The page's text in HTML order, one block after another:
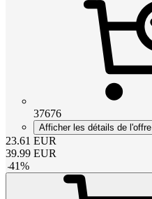
37676
Afficher les détails de l'offre
23.61 EUR
39.99 EUR
-41%